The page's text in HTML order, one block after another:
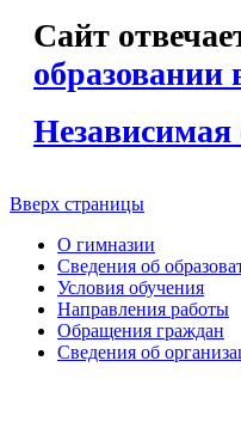
Сайт
образовании
Независимая
Вверх страницы
О гимназии
Сведения об
Условия обучения
Направления работы
Обращения граждан
Сведения об